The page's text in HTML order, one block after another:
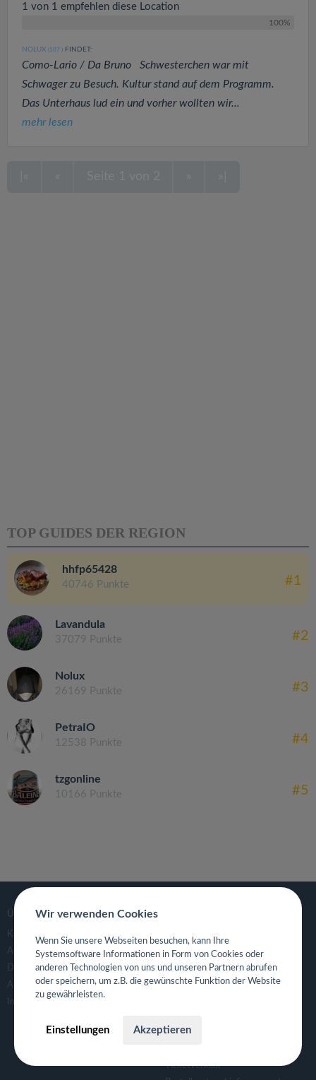
1 von 1 empfehlen diese Location
100%
NOLUX (107 ) FINDET:
Como-Lario / Da Bruno Schwesterchen war mit
Schwager zu Besuch. Kultur stand auf dem Programm.
Das Unterhaus lud ein und vorher wollten wir...
mehr lesen
TOP GUIDES DER REGION
hhfp65428
40746 Punkte #1
Lavandula
37079 Punkte #2
Nolux
26169 Punkte #3
PetraIO
12538 Punkte #4
tzgonline
10166 Punkte #5
ÜBER
Kontaktanfrage
AGB
Datenschutzerklärung
APP- & Benutzerdaten löschen
Impressum
FÜR RESTAURANTS UND
GASTRONOMEN
Gutscheinsystem für Restaurants
Ticketverkauf
Wir verwenden Cookies
Wenn Sie unsere Webseiten besuchen, kann Ihre
Systemsoftware Informationen in Form von Cookies oder
anderen Technologien von uns und unseren Partnern abrufen
oder speichern, um z.B. die gewünschte Funktion der Website
zu gewährleisten.
Einstellungen Akzeptieren